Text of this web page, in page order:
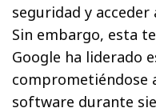
seguridad y
Sin embargo, esta
Google ha liderado
comprometiéndose
software durante